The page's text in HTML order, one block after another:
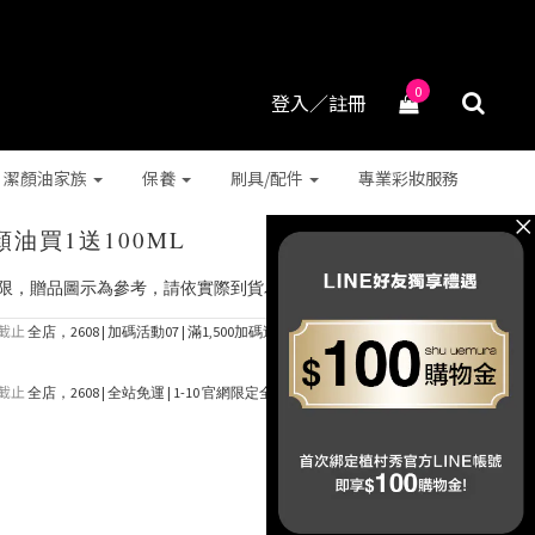
登入／註冊 0
潔顏油家族 保養 刷具/配件
專業彩妝服務
油買1送100ML
，贈品圖示為參考，請依實際到貨為主，感謝
止 全店，2608 | 加碼活動07 | 滿1,500加碼送 抹茶潔顏油15ml (*
止 全店，2608 | 全站免運 | 1-10 官網限定全站免運